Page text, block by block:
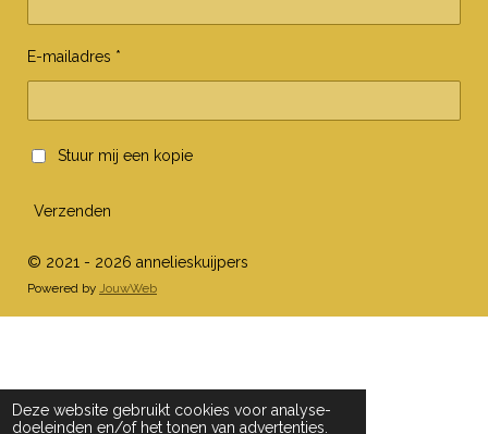
Deze website gebruikt cookies voor analyse-
doeleinden en/of het tonen van advertenties.
E-mailadres *
Stuur mij een kopie
Verzenden
© 2021 - 2026 annelieskuijpers
Powered by JouwWeb